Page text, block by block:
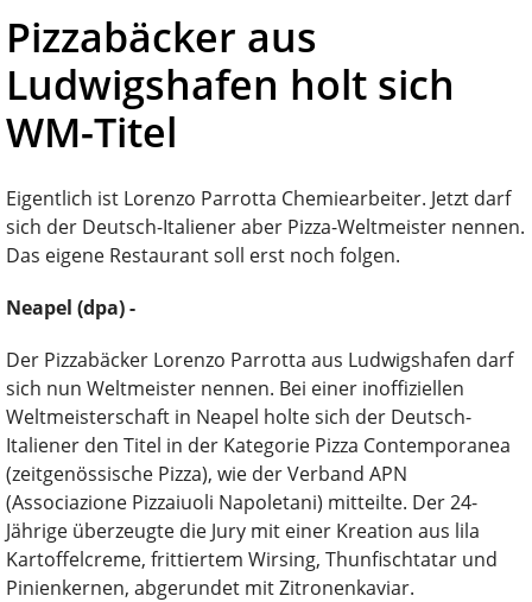
Pizzabäcker aus
Ludwigshafen holt sich
WM-Titel
Eigentlich ist Lorenzo Parrotta Chemiearbeiter. Jetzt darf
sich der Deutsch-Italiener aber Pizza-Weltmeister nennen.
Das eigene Restaurant soll erst noch folgen.
Neapel (dpa) -
Der Pizzabäcker Lorenzo Parrotta aus Ludwigshafen darf
sich nun Weltmeister nennen. Bei einer inoffiziellen
Weltmeisterschaft in Neapel holte sich der Deutsch-
Italiener den Titel in der Kategorie Pizza Contemporanea
(zeitgenössische Pizza), wie der Verband APN
(Associazione Pizzaiuoli Napoletani) mitteilte. Der 24-
Jährige überzeugte die Jury mit einer Kreation aus lila
Kartoffelcreme, frittiertem Wirsing, Thunfischtatar und
Pinienkernen, abgerundet mit Zitronenkaviar.